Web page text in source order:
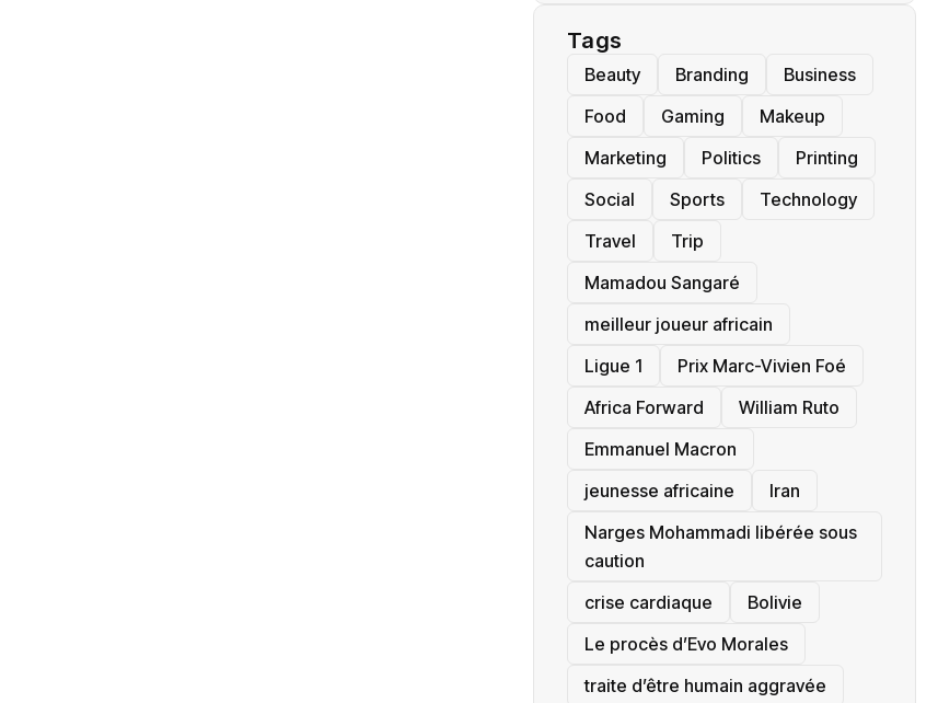
Tags
Beauty Branding
Business
Food
Gaming
Makeup
Marketing
Politics
Printing
Social
Sports
Technology
Travel
Trip
Mamadou Sangaré
meilleur joueur africain
Ligue 1
Prix Marc-Vivien Foé
‎Africa Forward
William Ruto
Emmanuel Macron
jeunesse africaine
‎Iran
Narges Mohammadi libérée sous
caution
crise cardiaque
‎Bolivie
Le procès d’Evo Morales
traite d’être humain aggravée